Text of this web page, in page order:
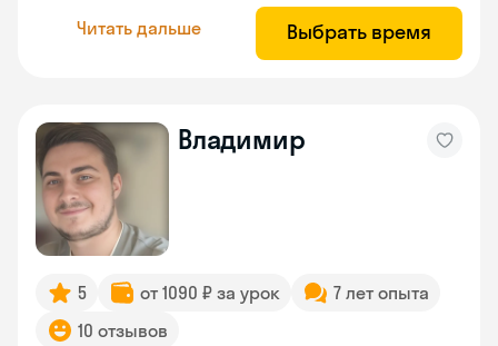
Читать дальше Выбрать время
Владимир
5 от 1090 ₽ за урок
7 лет опыта
10 отзывов